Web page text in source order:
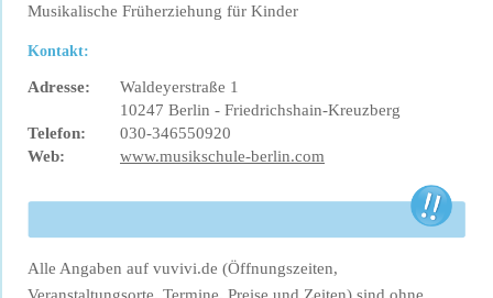
Musikalische Früherziehung für Kinder
Kontakt:
Adresse:
Waldeyerstraße 1
10247 Berlin - Friedrichshain-Kreuzberg
Telefon:
030-346550920
Web:
www.musikschule-berlin.com
Alle Angaben auf vuvivi.de (Öffnungszeiten,
Veranstaltungsorte, Termine, Preise und Zeiten) sind ohne